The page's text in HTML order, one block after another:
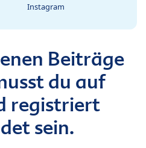
Instagram
Beiträge
du auf
registriert
sein.